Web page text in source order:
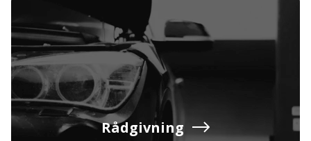
Rådgivning